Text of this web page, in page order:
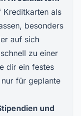
Kreditkarten als
besonders
auf sich
zu einer
dir ein festes
für geplante
und